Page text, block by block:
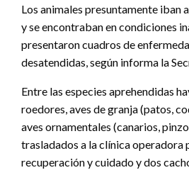
Los animales presuntamente iban
y se encontraban en condiciones
presentaron cuadros de
desatendidas, según informa la
Entre las especies aprehendidas
roedores, aves de granja (patos,
aves ornamentales (canarios,
trasladados a la clínica operadora
recuperación y cuidado y dos